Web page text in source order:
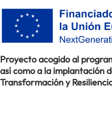
Proyecto acogido al
así como a la implantación
Transformación y